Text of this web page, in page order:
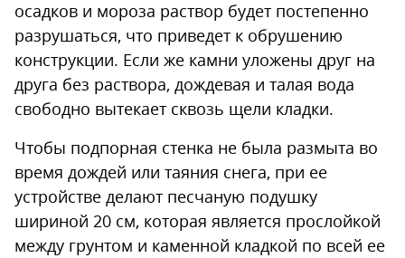
осадков и мороза раствор будет постепенно
разрушаться, что приведет к обрушению
конструкции. Если же камни уложены друг на
друга без раствора, дождевая и талая вода
свободно вытекает сквозь щели кладки.
Чтобы подпорная стенка не была размыта во
время дождей или таяния снега, при ее
устройстве делают песчаную подушку
шириной 20 см, которая является прослойкой
между грунтом и каменной кладкой по всей ее